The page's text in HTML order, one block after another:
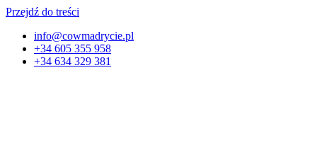
Przejdź do treści
info@cowmadrycie.pl
+34 605 355 958
+34 634 329 381​